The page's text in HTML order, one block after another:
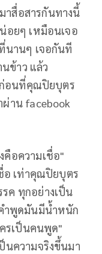
สื่อสารกันทางนี้
อยๆ เหมือนเจอ
านๆ เจอกันที
ข้าว แล้ว
ก่อนที่คุณปิยบุตร
าน facebook
อความเชื่อ"
อ เท่าคุณปิยบุตร
ค ทุกอย่างเป็น
คำพูดมันมีน้ำหนัก
รเป็นคนพูด"
นความจริงขึ้นมา